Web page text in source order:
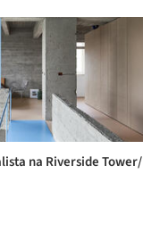
na Riverside Tower/